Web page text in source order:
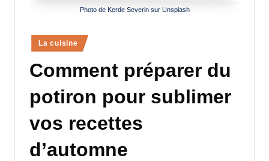
Photo de Kerde Severin sur Unsplash
Posted
in
La cuisine
Comment préparer du
potiron pour sublimer
vos recettes
d’automne